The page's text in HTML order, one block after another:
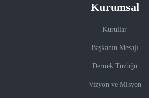
Kurumsal
Kurullar
Başkanın Mesajı
Dernek Tüzüğü
Vizyon ve Misyon